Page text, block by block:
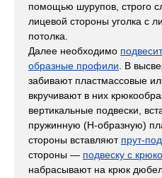
помощью шурупов, строго
лицевой стороны уголка с
потолка.
Далее необходимо
образные профили. В
забивают пластмассовые
вкручивают в них
вертикальные подвески,
пружинную (Н-образную)
стороны вставляют прут-
стороны — подвеску с
набрасывают на крюк